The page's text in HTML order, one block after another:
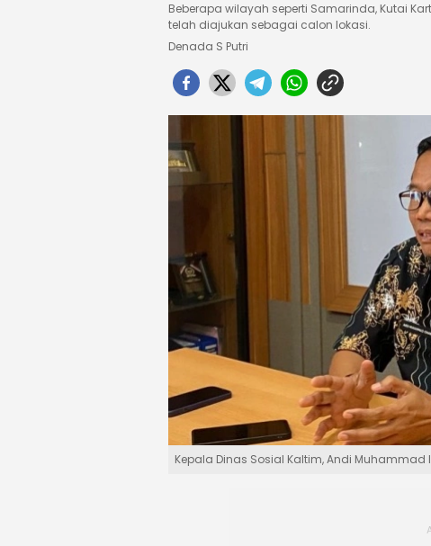
Beberapa wilayah seperti Samarinda, Kutai
telah diajukan sebagai calon lokasi.
Denada S Putri
Kepala Dinas Sosial Kaltim, Andi